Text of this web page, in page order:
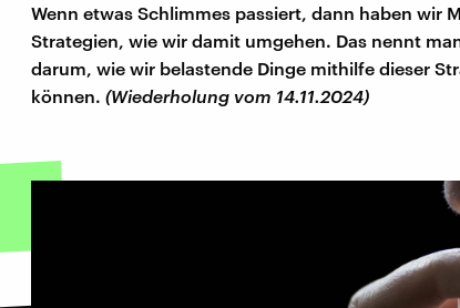
Wenn etwas Schlimmes passiert, dann haben wir
Strategien, wie wir damit umgehen. Das nennt
darum, wie wir belastende Dinge mithilfe dieser
können. (Wiederholung vom 14.11.2024)